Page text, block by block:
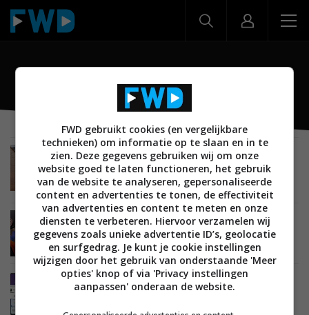
One UI 3
NIEUWS MOBILE ANDROID
SMARTPHONES
18 FEBRUARI 2021
Samsung Galaxy S21-functies komen naar
oudere smartphones
NIEUWS MOBILE ANDROID TABLETS 03 FEBRUARI 2021
One UI 3-update brengt betere
gebruikerservaring naar Galaxy Tab S7
MOBILE ANDROID 04 DECEMBER 2020
Samsung lanceert Samsung One UI 3-schil op
FWD gebruikt cookies (en vergelijkbare
technieken) om informatie op te slaan en in te
zien. Deze gegevens gebruiken wij om onze
website goed te laten functioneren, het gebruik
van de website te analyseren, gepersonaliseerde
content en advertenties te tonen, de effectiviteit
van advertenties en content te meten en onze
diensten te verbeteren. Hiervoor verzamelen wij
gegevens zoals unieke advertentie ID’s, geolocatie
en surfgedrag. Je kunt je cookie instellingen
wijzigen door het gebruik van onderstaande 'Meer
opties' knop of via 'Privacy instellingen
aanpassen' onderaan de website.